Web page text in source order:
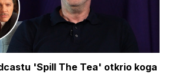
'Spill The Tea' otkrio koga